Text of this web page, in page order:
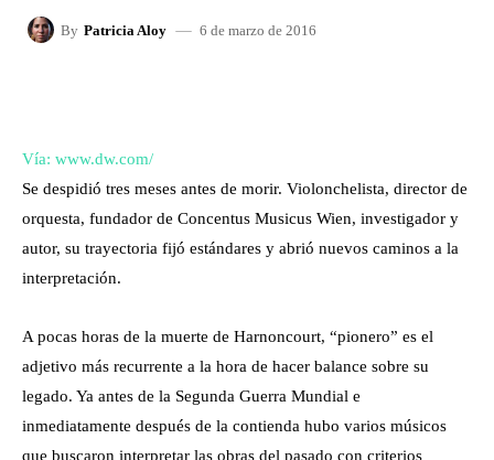
By Patricia Aloy 6 de marzo de 2016
Vía: www.dw.com/
Se despidió tres meses antes de morir. Violonchelista, director de
orquesta, fundador de Concentus Musicus Wien, investigador y
autor, su trayectoria fijó estándares y abrió nuevos caminos a la
interpretación.
A pocas horas de la muerte de Harnoncourt, “pionero” es el
adjetivo más recurrente a la hora de hacer balance sobre su
legado. Ya antes de la Segunda Guerra Mundial e
inmediatamente después de la contienda hubo varios músicos
que buscaron interpretar las obras del pasado con criterios